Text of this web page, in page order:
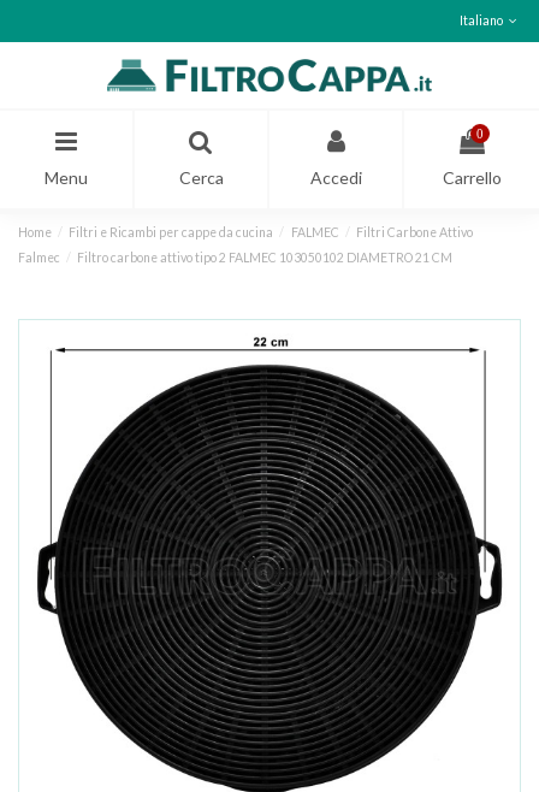
Italiano
Menu Cerca Accedi
0
Carrello
Home Filtri e Ricambi per cappe da cucina FALMEC
Filtri Carbone Attivo
Falmec
Filtro carbone attivo tipo 2 FALMEC 103050102 DIAMETRO 21 CM